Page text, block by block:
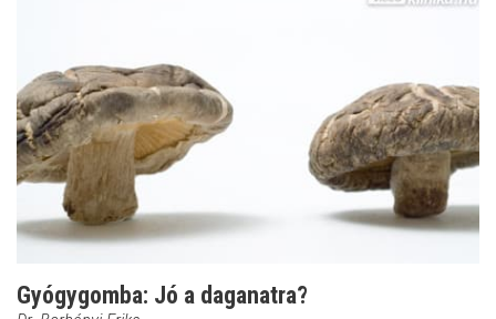
Gyógygomba: Jó a daganatra?